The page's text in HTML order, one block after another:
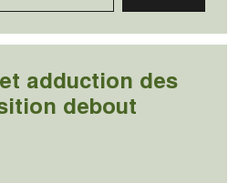
adduction des
debout